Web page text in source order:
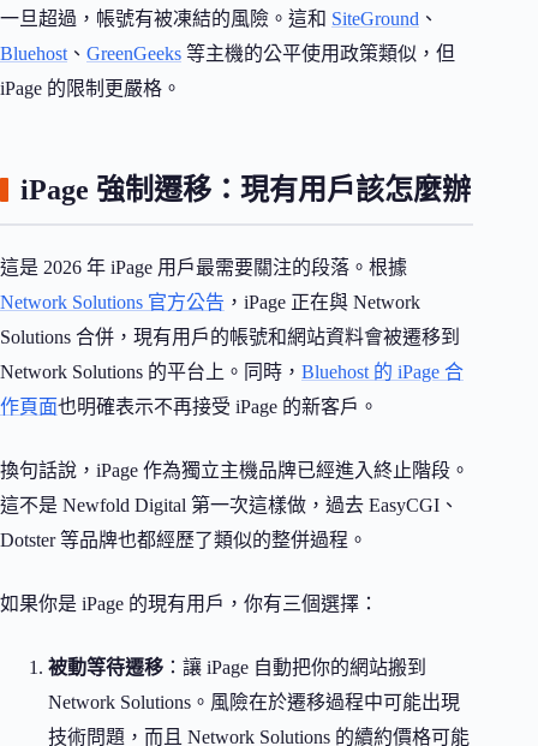
一旦超過，帳號有被凍結的風險。這和 SiteGround 、
Bluehost 、 GreenGeeks 等主機的公平使用政策類似，但
iPage 的限制更嚴格。
iPage 強制遷移：現有用戶該怎麼辦
這是 2026 年 iPage 用戶最需要關注的段落。根據
Network Solutions 官方公告 ，iPage 正在與 Network
Solutions 合併，現有用戶的帳號和網站資料會被遷移到
Network Solutions 的平台上。同時， Bluehost 的 iPage 合
作頁面也明確表示不再接受 iPage 的新客戶。
換句話說，iPage 作為獨立主機品牌已經進入終止階段。
這不是 Newfold Digital 第一次這樣做，過去 EasyCGI、
Dotster 等品牌也都經歷了類似的整併過程。
如果你是 iPage 的現有用戶，你有三個選擇：
被動等待遷移 ：讓 iPage 自動把你的網站搬到
Network Solutions。風險在於遷移過程中可能出現
技術問題，而且 Network Solutions 的續約價格可能